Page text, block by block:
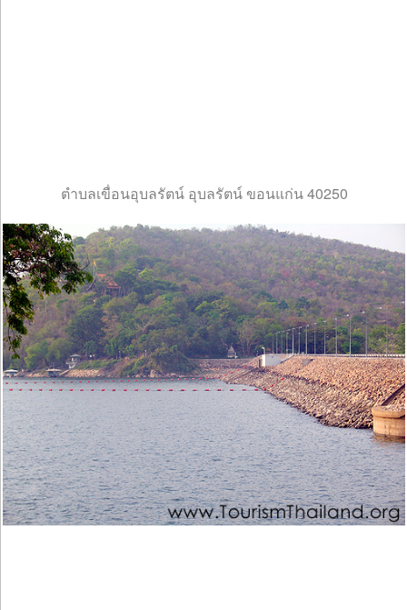
ตำบลเขื่อนอุบลรัตน์ อุบลรัตน์ ขอนแก่น 40250